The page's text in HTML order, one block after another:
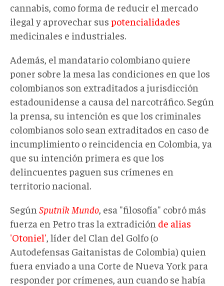
cannabis, como forma de reducir el mercado
ilegal y aprovechar sus potencialidades
medicinales e industriales.
Además, el mandatario colombiano quiere
poner sobre la mesa las condiciones en que los
colombianos son extraditados a jurisdicción
estadounidense a causa del narcotráfico. Según
la prensa, su intención es que los criminales
colombianos solo sean extraditados en caso de
incumplimiento o reincidencia en Colombia, ya
que su intención primera es que los
delincuentes paguen sus crímenes en
territorio nacional.
Según Sputnik Mundo , esa "filosofía" cobró más
fuerza en Petro tras la extradición de alias
'Otoniel' , líder del Clan del Golfo (o
Autodefensas Gaitanistas de Colombia) quien
fuera enviado a una Corte de Nueva York para
responder por crímenes, aun cuando se había